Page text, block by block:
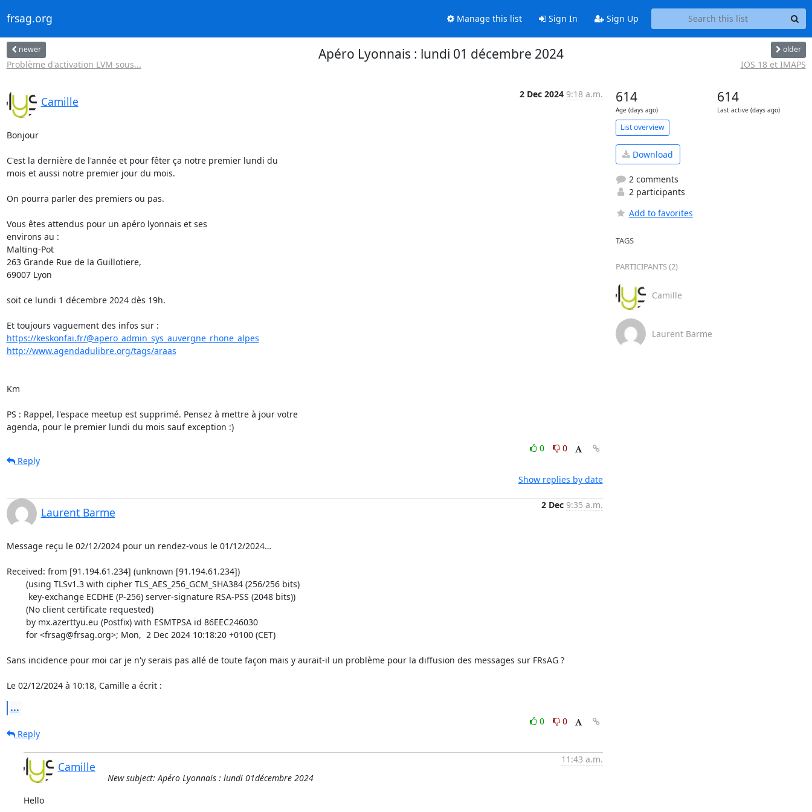
frsag.org Manage this list Sign In Sign Up
newer
Problème d'activation LVM sous...
Apéro Lyonnais : lundi 01 décembre 2024 older
IOS 18 et IMAPS
Camille
2 Dec 2024 9:18 a.m.
Bonjour
C'est la dernière de l'année et pour fêter ça notre premier lundi du
mois et aussi notre premier jour du mois.
On pourra parler des premiers ou pas.
Vous êtes attendus pour un apéro lyonnais et ses
environs au :
Malting-Pot
263 Grande Rue de la Guillotiere,
69007 Lyon
soit ce lundi 1 décembre 2024 dès 19h.
https://keskonfai.fr/@apero_admin_sys_auvergne_rhone_alpes
http://www.agendadulibre.org/tags/araas
Km
PS : Rappel, l'espace meetup est supprimé. Pensez à mettre à jour votre
agenda, pour le premier lundi du mois sauf exception :)
0
0
Reply
Show replies by date
Laurent Barme
2 Dec 9:35 a.m.
Message reçu le 02/12/2024 pour un rendez-vous le 01/12/2024…
Received: from [91.194.61.234] (unknown [91.194.61.234])
Sans incidence pour moi car je n'y serais pas allé de toute façon mais y aurait-il un problème pour la diffusion des messages sur FRsAG ?
Le 02/12/2024 à 10:18, Camille a écrit :
...
0
0
Reply
Camille
11:43 a.m.
New subject: Apéro Lyonnais : lundi 01décembre 2024
Hello
614
Age (days ago)
614
Last active (days ago)
List overview
Download
2 comments
2 participants
Add to favorites
TAGS
PARTICIPANTS (2)
Camille
Laurent Barme